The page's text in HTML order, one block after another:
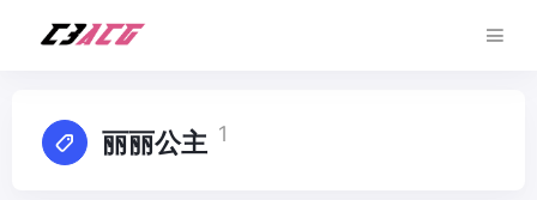
丽丽公主 1